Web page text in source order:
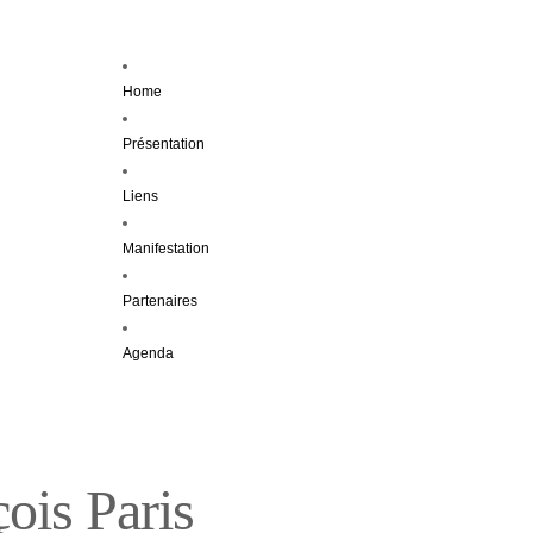
Home
Présentation
Liens
Manifestation
Partenaires
Agenda
Paris